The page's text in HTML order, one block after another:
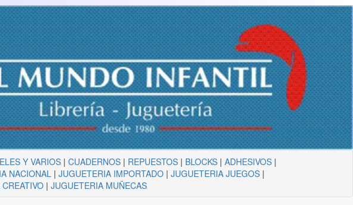
Y VARIOS |CUADERNOS | REPUESTOS | BLOCKS |ADHESIVOS |
NACIONAL | JUGUETERIA IMPORTADO| JUGUETERIA JUEGOS|
| JUGUETERIA MUÑECAS